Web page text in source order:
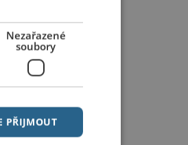
Nezařazené
soubory
PŘIJMOUT